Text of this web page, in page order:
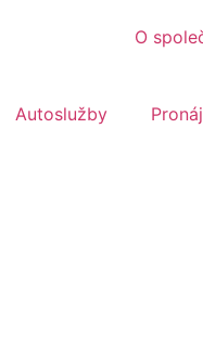
O
Autoslužby